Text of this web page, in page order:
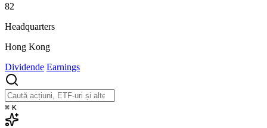
82
Headquarters
Hong Kong
Dividende Earnings
⌘ K